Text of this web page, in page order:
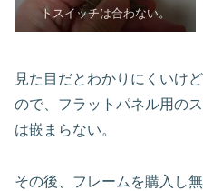
トスイッチは合わない。
見た目だとわかりにくいけ
ので、フラットパネル用の
は嵌まらない。
その後、フレームを購入し